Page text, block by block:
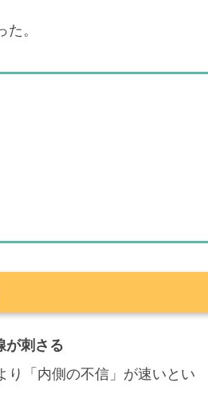
。
刺さる
り「内側の不信」が速いとい